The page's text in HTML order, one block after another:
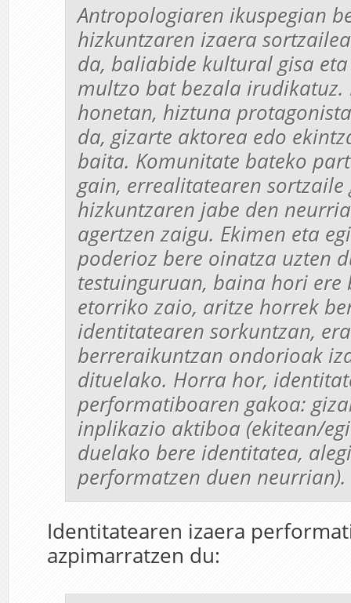
Antropologiaren ikuspegian
hizkuntzaren izaera
da, baliabide kultural gisa
multzo bat bezala irudikatuz.
honetan, hiztuna
da, gizarte aktorea edo
baita. Komunitate bateko
gain, errealitatearen
hizkuntzaren jabe den
agertzen zaigu. Ekimen eta
poderioz bere oinatza uzten
testuinguruan, baina hori ere
etorriko zaio, aritze horrek
identitatearen sorkuntzan,
berreraikuntzan ondorioak
dituelako. Horra hor,
performatiboaren gakoa:
inplikazio aktiboa (ekitean/
duelako bere identitatea,
performatzen duen neurrian).
Identitatearen izaera
azpimarratzen du: